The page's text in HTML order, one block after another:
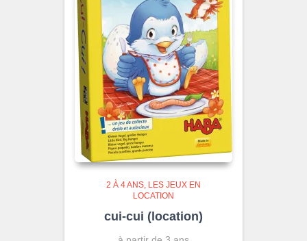
2 À 4 ANS LES JEUX EN
LOCATION
cui-cui (location)